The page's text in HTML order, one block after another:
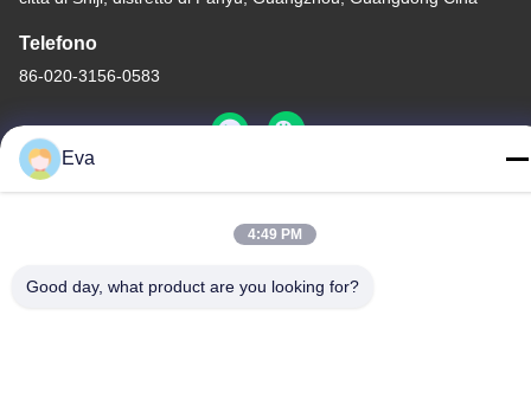
Telefono
86-020-3156-0583
Politica sulla privacy Mappa del sito
-2026 MCREAT (GUANGZHOU) BIO-TECH CO.,LTD Tutti i diritti
Eva
4:49 PM
Good day, what product are you looking for?